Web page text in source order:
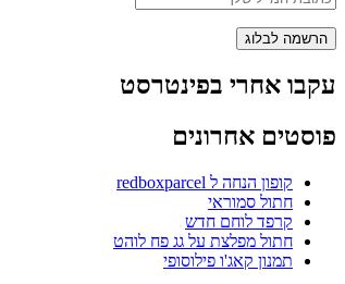
עקבו אחרי בפינטרסט
פוסטים אחרונים
קופון הנחה ל redboxparcel
חתול סמוראי
קרפד לוחם חדש
חתול מפלצת על גג פח לוהט
תמנון קאג'ו פילוסופי